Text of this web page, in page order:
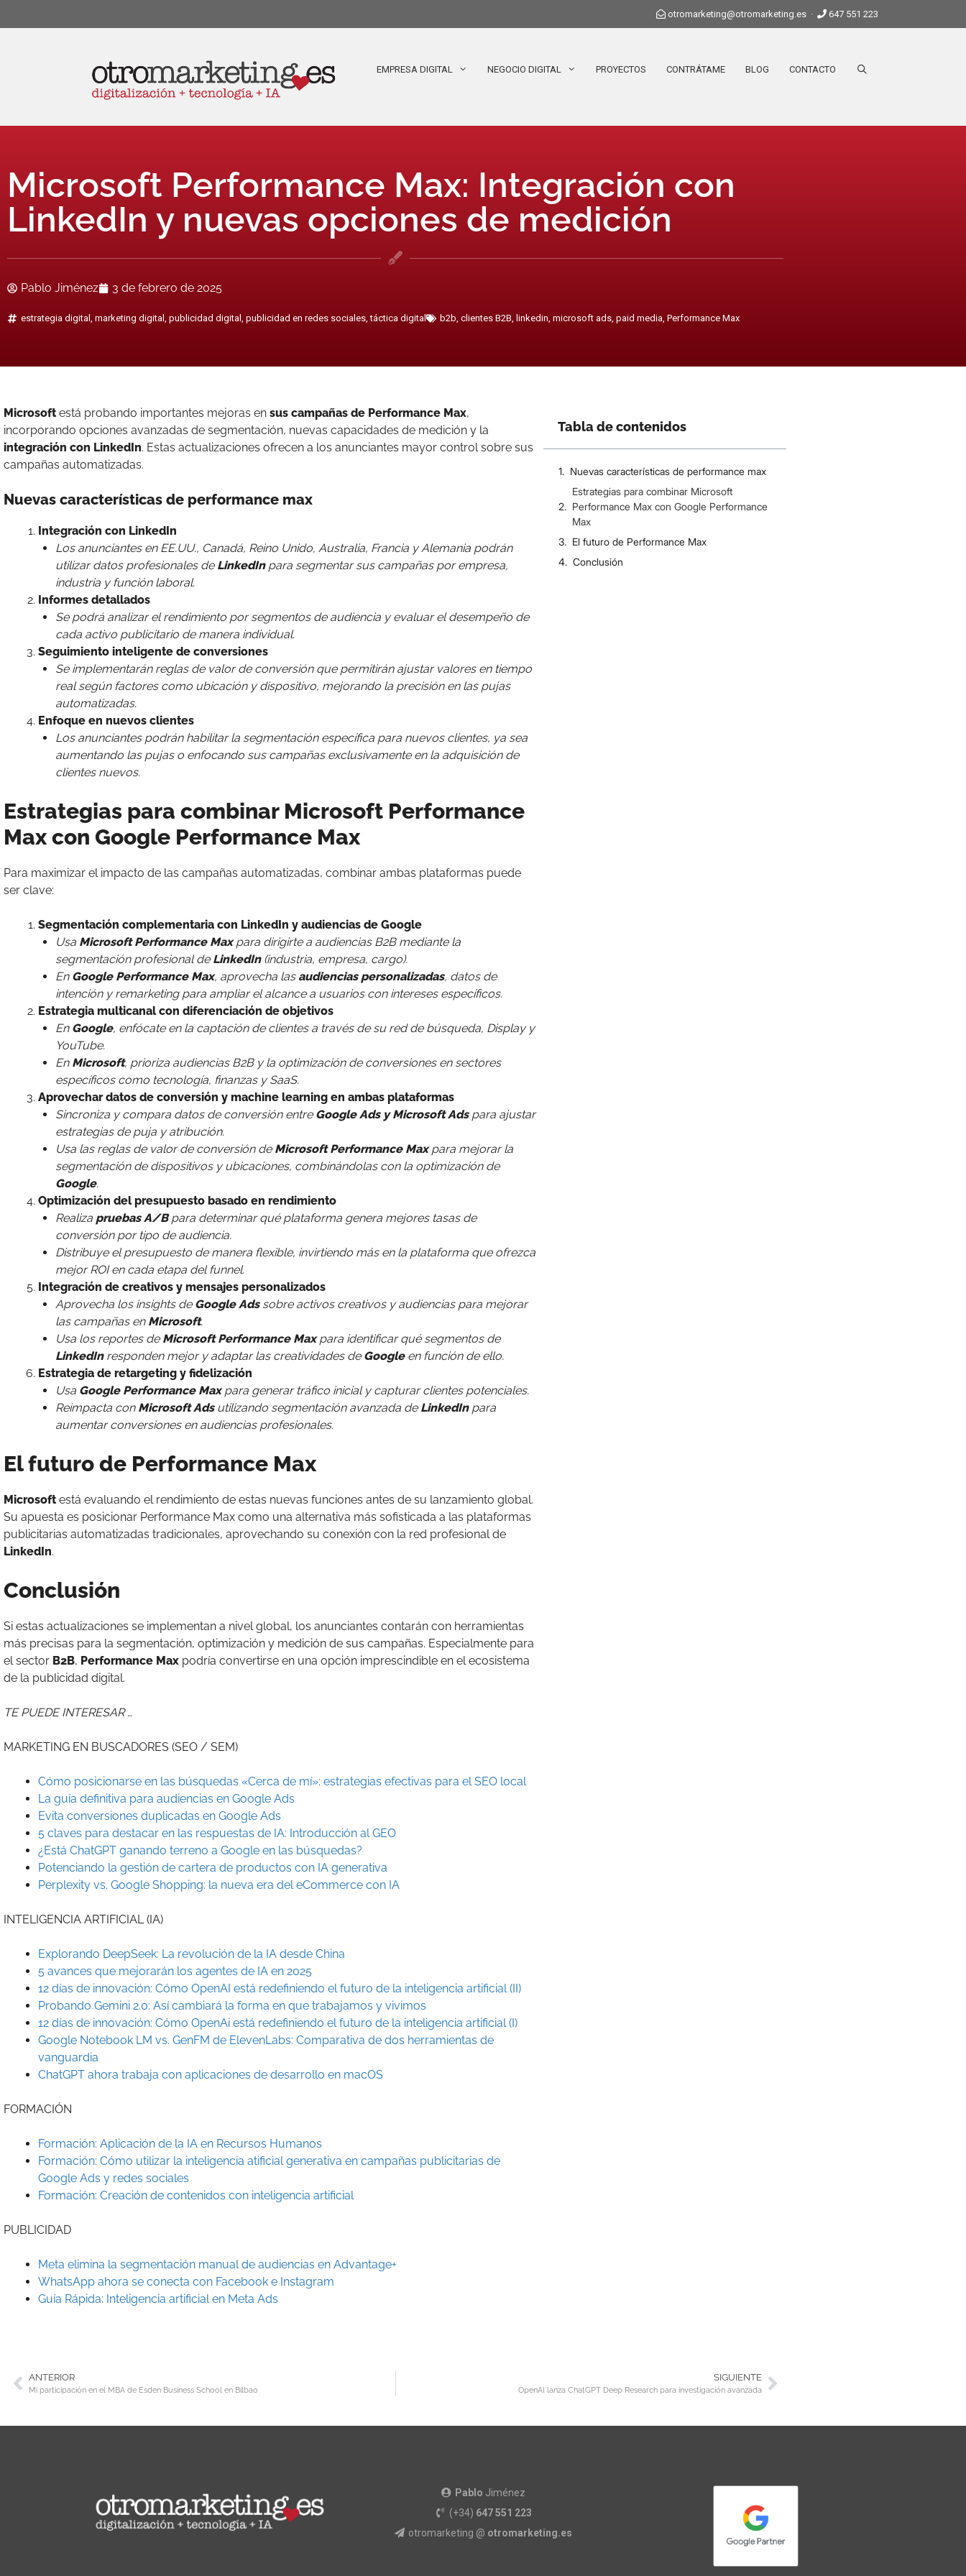
otromarketing@otromarketing.es · 647 551 223
EMPRESA DIGITAL NEGOCIO DIGITAL PROYECTOS CONTRÁTAME BLOG CONTACTO
Microsoft Performance Max: Integración con
LinkedIn y nuevas opciones de medición
Pablo Jiménez 3 de febrero de 2025
estrategia digital , marketing digital , publicidad digital , publicidad en redes sociales,táctica digital b2b, clientes B2B, linkedin, microsoft ads, paid media, Performance Max
Microsoftestá probando importantes mejoras en sus campañas de Performance Max,
incorporando opciones avanzadas de segmentación, nuevas capacidades de medición y la
integración con LinkedIn. Estas actualizaciones ofrecen a los anunciantes mayor control sobre sus
campañas automatizadas.
Nuevas características de performance max
Integración con LinkedIn
Los anunciantes en EE.UU., Canadá, Reino Unido, Australia, Francia y Alemania podrán
utilizar datos profesionales de LinkedInpara segmentar sus campañas por empresa,
industria y función laboral.
Informes detallados
Se podrá analizar el rendimiento por segmentos de audiencia y evaluar el desempeño de
cada activo publicitario de manera individual.
Seguimiento inteligente de conversiones
Se implementarán reglas de valor de conversión que permitirán ajustar valores en tiempo
real según factores como ubicación y dispositivo, mejorando la precisión en las pujas
automatizadas.
Enfoque en nuevos clientes
Los anunciantes podrán habilitar la segmentación específica para nuevos clientes, ya sea
aumentando las pujas o enfocando sus campañas exclusivamente en la adquisición de
clientes nuevos.
Estrategias para combinar Microsoft Performance
Max con Google Performance Max
Para maximizar el impacto de las campañas automatizadas, combinar ambas plataformas puede
ser clave:
Segmentación complementaria con LinkedIn y audiencias de Google
Usa Microsoft Performance Maxpara dirigirte a audiencias B2B mediante la
segmentación profesional de LinkedIn(industria, empresa, cargo).
En Google Performance Max, aprovecha las audiencias personalizadas, datos de
intención y remarketing para ampliar el alcance a usuarios con intereses específicos.
Estrategia multicanal con diferenciación de objetivos
En Google, enfócate en la captación de clientes a través de su red de búsqueda, Display y
YouTube.
En Microsoft, prioriza audiencias B2B y la optimización de conversiones en sectores
específicos como tecnología, finanzas y SaaS.
Aprovechar datos de conversión y machine learning en ambas plataformas
Sincroniza y compara datos de conversión entre Google Ads y Microsoft Adspara ajustar
estrategias de puja y atribución.
Usa las reglas de valor de conversión de Microsoft Performance Maxpara mejorar la
segmentación de dispositivos y ubicaciones, combinándolas con la optimización de
Google.
Optimización del presupuesto basado en rendimiento
Realiza pruebas A/Bpara determinar qué plataforma genera mejores tasas de
conversión por tipo de audiencia.
Distribuye el presupuesto de manera flexible, invirtiendo más en la plataforma que ofrezca
mejor ROI en cada etapa del funnel.
Integración de creativos y mensajes personalizados
Aprovecha los insights de Google Adssobre activos creativos y audiencias para mejorar
las campañas en Microsoft.
Usa los reportes de Microsoft Performance Maxpara identificar qué segmentos de
LinkedInresponden mejor y adaptar las creatividades de Googleen función de ello.
Estrategia de retargeting y fidelización
Usa Google Performance Maxpara generar tráfico inicial y capturar clientes potenciales.
Reimpacta con Microsoft Adsutilizando segmentación avanzada de LinkedInpara
aumentar conversiones en audiencias profesionales.
El futuro de Performance Max
Microsoftestá evaluando el rendimiento de estas nuevas funciones antes de su lanzamiento global.
Su apuesta es posicionar Performance Max como una alternativa más sofisticada a las plataformas
publicitarias automatizadas tradicionales, aprovechando su conexión con la red profesional de
LinkedIn.
Conclusión
Si estas actualizaciones se implementan a nivel global, los anunciantes contarán con herramientas
más precisas para la segmentación, optimización y medición de sus campañas. Especialmente para
el sector B2B, Performance Max podría convertirse en una opción imprescindible en el ecosistema
de la publicidad digital.
TE PUEDE INTERESAR …
MARKETING EN BUSCADORES (SEO / SEM)
Cómo posicionarse en las búsquedas «Cerca de mí»: estrategias efectivas para el SEO local
La guía definitiva para audiencias en Google Ads
Evita conversiones duplicadas en Google Ads
5 claves para destacar en las respuestas de IA: Introducción al GEO
¿Está ChatGPT ganando terreno a Google en las búsquedas?
Potenciando la gestión de cartera de productos con IA generativa
Perplexity vs. Google Shopping: la nueva era del eCommerce con IA
INTELIGENCIA ARTIFICIAL (IA)
Explorando DeepSeek: La revolución de la IA desde China
5 avances que mejorarán los agentes de IA en 2025
12 días de innovación: Cómo OpenAI está redefiniendo el futuro de la inteligencia artificial (II)
Probando Gemini 2.0: Así cambiará la forma en que trabajamos y vivimos
12 días de innovación: Cómo OpenAi está redefiniendo el futuro de la inteligencia artificial (I)
Google Notebook LM vs. GenFM de ElevenLabs: Comparativa de dos herramientas de
vanguardia
ChatGPT ahora trabaja con aplicaciones de desarrollo en macOS
FORMACIÓN
Formación: Aplicación de la IA en Recursos Humanos
Formación: Cómo utilizar la inteligencia atificial generativa en campañas publicitarias de
Google Ads y redes sociales
Formación: Creación de contenidos con inteligencia artificial
PUBLICIDAD
Meta elimina la segmentación manual de audiencias en Advantage+
WhatsApp ahora se conecta con Facebook e Instagram
Guía Rápida: Inteligencia artificial en Meta Ads
Tabla de contenidos
Nuevas características de performance max
Estrategias para combinar Microsoft
Performance Max con Google Performance
Max
El futuro de Performance Max
Conclusión
ANTERIOR
Mi participación en el MBA de Esden Business School en Bilbao
SIGUIENTE
OpenAI lanza ChatGPT Deep Research para investigación avanzada
Pablo Jiménez
(+34) 647 551 223
otromarketing @ otromarketing.es